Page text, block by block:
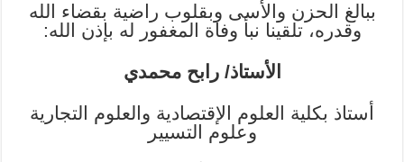
ببالغ الحزن والأسى وبقلوب راضية بقضاء الله
وقدره، تلقينا نبأ وفاة المغفور له بإذن الله:
الأستاذ/ رابح محمدي
أستاذ بكلية العلوم الإقتصادية والعلوم التجارية
وعلوم التسيير